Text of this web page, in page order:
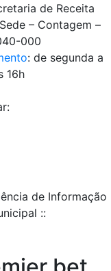
de Receita
– Contagem –
000
: de segunda a
16h
de Informação
::